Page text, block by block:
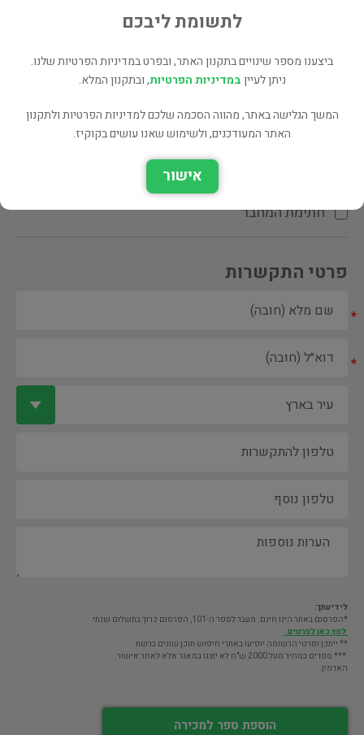
הקדשת המחבר\המתרגם
חתימת המחבר
פרטי התקשרות
*
*
לידיעתך:
*הפרסום באתר הינו חינם. מעבר לספר ה-101, הפרסום כרוך בתשלום שנתי
לחץ כאן לפרטים.
** ייתכן ופרטי הרשומה יופיעו באתרי חיפוש תוכן שונים ברשת
*** ספרים במחיר מעל 2000 ש"ח לא יוצגו במאגר אלא לאחר אישור
האדמין.
הוספת ספר למכירה
לתשומת ליבכם
ביצענו מספר שינויים בתקנון האתר, ובפרט במדיניות הפרטיות שלנו.
ניתן לעייןבמדיניות הפרטיות, ובתקנון המלא.
המשך הגלישה באתר, מהווה הסכמה שלכם למדיניות הפרטיות ולתקנון
האתר המעודכנים, ולשימוש שאנו עושים בקוקיז.
אישור